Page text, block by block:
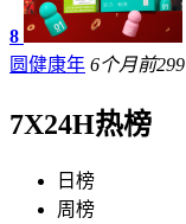
8
圆健康年 6个月前299
7X24H热榜
日榜
周榜